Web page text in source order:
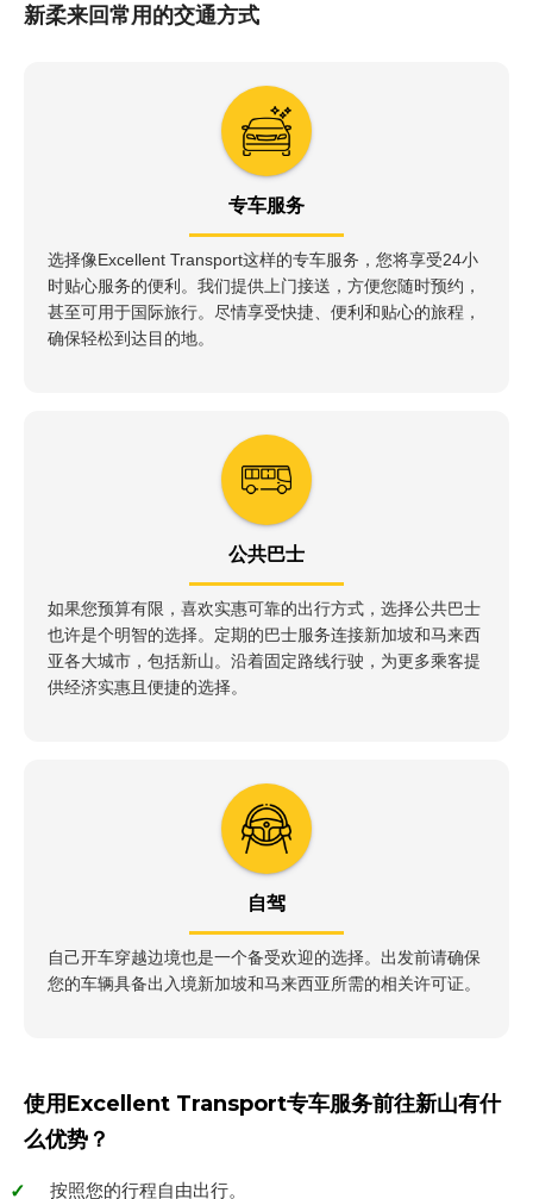
新柔来回常用的交通方式
专车服务
选择像Excellent Transport这样的专车服务，您将享受24小
时贴心服务的便利。我们提供上门接送，方便您随时预约，
甚至可用于国际旅行。尽情享受快捷、便利和贴心的旅程，
确保轻松到达目的地。
公共巴士
如果您预算有限，喜欢实惠可靠的出行方式，选择公共巴士
也许是个明智的选择。定期的巴士服务连接新加坡和马来西
亚各大城市，包括新山。沿着固定路线行驶，为更多乘客提
供经济实惠且便捷的选择。
自驾
自己开车穿越边境也是一个备受欢迎的选择。出发前请确保
您的车辆具备出入境新加坡和马来西亚所需的相关许可证。
使用Excellent Transport专车服务前往新山有什
么优势？
按照您的行程自由出行。